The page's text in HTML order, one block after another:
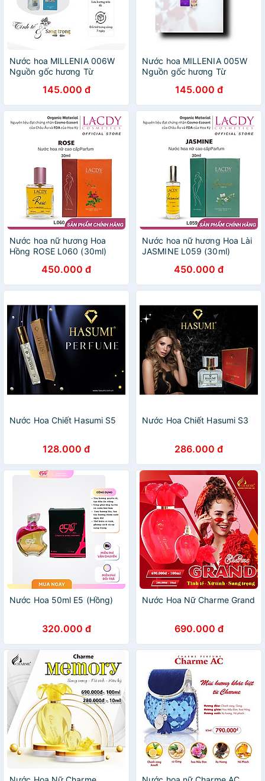
Nước hoa MILLENIA 006W
Nguồn gốc hương Từ
NỮ)10ml145.000 đ
Nước hoa MILLENIA 005W
Nguồn gốc hương Từ
HOA NỮ) 10ml145.000 đ
Nước hoa nữ hương Hoa
Hồng ROSE L060 (30ml)
450.000 đ
Nước hoa nữ hương Hoa Lài
JASMINE L059 (30ml)
450.000 đ
Nước Hoa Chiết Hasumi S5
128.000 đ
Nước Hoa Chiết Hasumi S3
286.000 đ
Nước Hoa 50ml E5 (Hồng)
320.000 đ
Nước Hoa Nữ Charme Grand
690.000 đ